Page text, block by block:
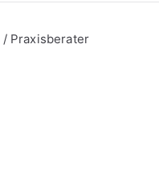
Praxisberater